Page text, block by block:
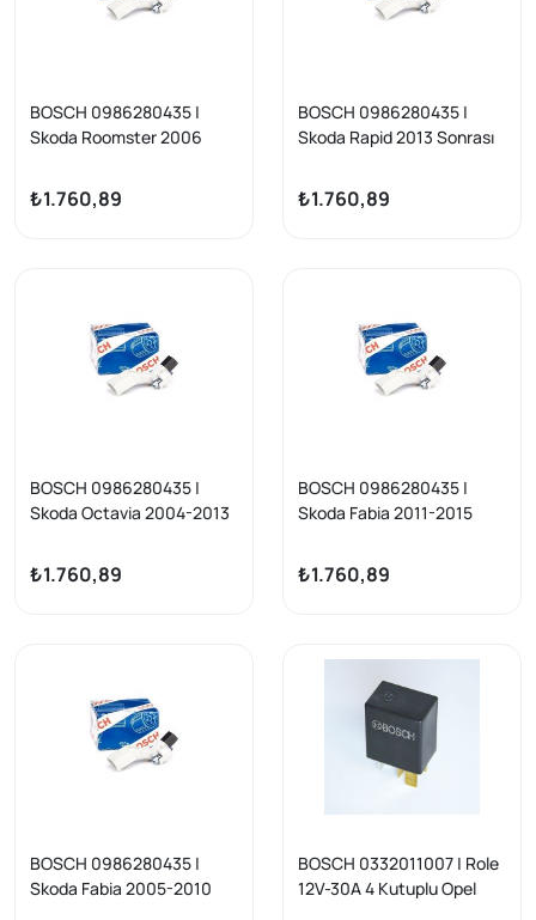
BOSCH 0986280435 |
Skoda Roomster 2006
Sensörü
₺1.760,89
BOSCH 0986280435 |
Skoda Rapid 2013 Sonrası
₺1.760,89
BOSCH 0986280435 |
Skoda Octavia 2004-2013
₺1.760,89
BOSCH 0986280435 |
Skoda Fabia 2011-2015
₺1.760,89
BOSCH 0986280435 |
Skoda Fabia 2005-2010
BOSCH 0332011007 | Role
12V-30A 4 Kutuplu Opel